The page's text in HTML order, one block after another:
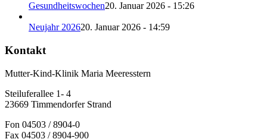
Gesundheitswochen20. Januar 2026 - 15:26
Neujahr 202620. Januar 2026 - 14:59
Kontakt
Mutter-Kind-Klinik Maria Meeresstern
Steiluferallee 1- 4
23669 Timmendorfer Strand
Fon 04503 / 8904-0
Fax 04503 / 8904-900